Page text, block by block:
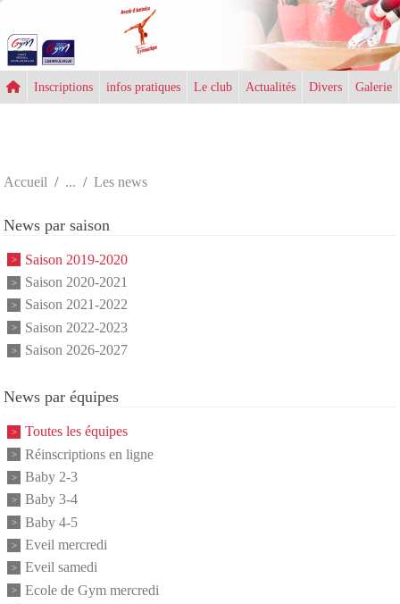
Inscriptions infos pratiques Le club Actualités Divers Galerie
Accueil Les news
News par saison
Saison 2019-2020
Saison 2020-2021
Saison 2021-2022
Saison 2022-2023
Saison 2026-2027
News par équipes
Toutes les équipes
Réinscriptions en ligne
Baby 2-3
Baby 3-4
Baby 4-5
Eveil mercredi
Eveil samedi
Ecole de Gym mercredi
Panneau de gestion des cookies